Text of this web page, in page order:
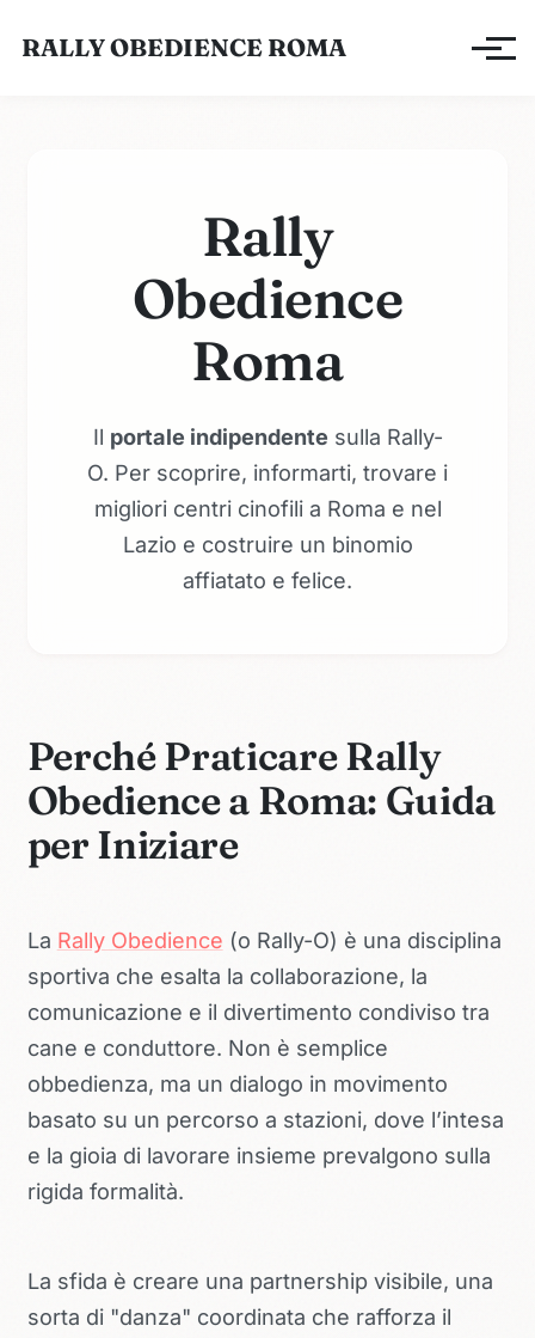
RALLY OBEDIENCE ROMA Apri/
Rally
Obedience
Roma
Il portale indipendente sulla Rally-
O. Per scoprire, informarti, trovare i
migliori centri cinofili a Roma e nel
Lazio e costruire un binomio
affiatato e felice.
Perché Praticare Rally
Obedience a Roma: Guida
per Iniziare
La Rally Obedience (o Rally-O) è una disciplina
sportiva che esalta la collaborazione, la
comunicazione e il divertimento condiviso tra
cane e conduttore. Non è semplice
obbedienza, ma un dialogo in movimento
basato su un percorso a stazioni, dove l’intesa
e la gioia di lavorare insieme prevalgono sulla
rigida formalità.
La sfida è creare una partnership visibile, una
sorta di "danza" coordinata che rafforza il